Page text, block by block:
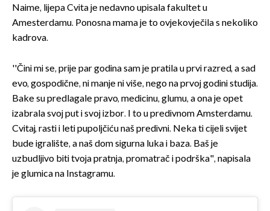
Naime, lijepa Cvita je nedavno upisala fakultet u
Amesterdamu. Ponosna mama je to ovjekovječila s nekoliko
kadrova.
''Čini mi se, prije par godina sam je pratila u prvi razred, a sad
evo, gospodične, ni manje ni više, nego na prvoj godini studija.
Bake su predlagale pravo, medicinu, glumu, a ona je opet
izabrala svoj put i svoj izbor. I to u predivnom Amsterdamu.
Cvitaj, rasti i leti pupoljčiću naš predivni. Neka ti cijeli svijet
bude igralište, a naš dom sigurna luka i baza. Baš je
uzbudljivo biti tvoja pratnja, promatrač i podrška", napisala
je glumica na Instagramu.